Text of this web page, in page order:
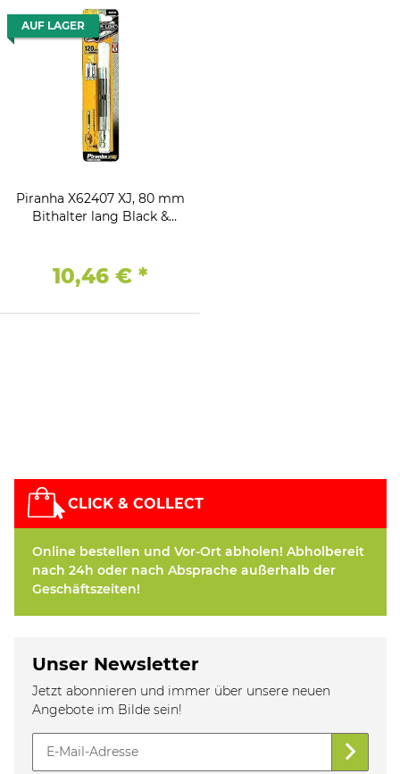
AUF LAGER
Piranha X62407 XJ, 80 mm
Bithalter lang Black &
10,46 € *
CLICK & COLLECT
Online bestellen und Vor-Ort abholen! Abholbereit
nach 24h oder nach Absprache außerhalb der
Geschäftszeiten!
Unser Newsletter
Jetzt abonnieren und immer über unsere neuen
Angebote im Bilde sein!